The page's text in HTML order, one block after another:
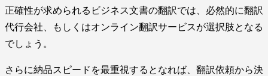
正確性が求められるビジネス文書の翻訳では、必然的に翻訳
代行会社、もしくはオンライン翻訳サービスが選択肢となる
でしょう。
さらに納品スピードを最重視するとなれば、翻訳依頼から決